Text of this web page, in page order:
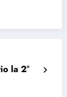
la 2°